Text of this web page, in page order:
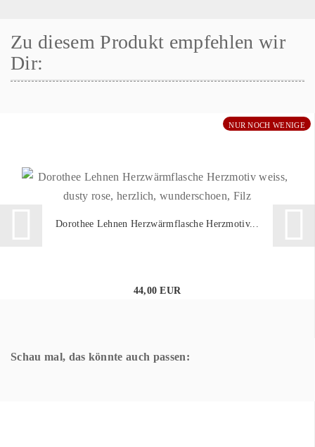
Zu diesem Produkt empfehlen wir
Dir:
NUR NOCH WENIGE
Dorothee Lehnen Herzwärmflasche Herzmotiv...
44,00 EUR
Schau mal, das könnte auch passen: